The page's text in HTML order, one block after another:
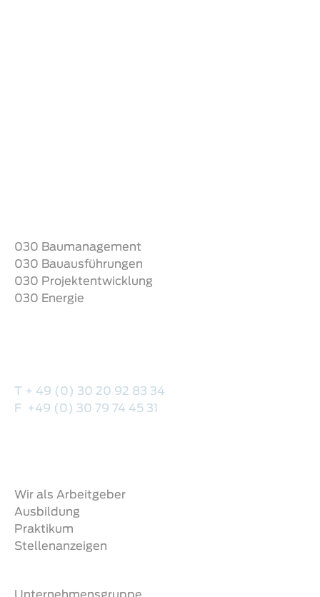
030 Baumanagement
030 Bauausführungen
030 Projektentwicklung
030 Energie
T + 49 (0) 30 20 92 83 34
F +49 (0) 30 79 74 45 31
Wir als Arbeitgeber
Ausbildung
Praktikum
Stellenanzeigen